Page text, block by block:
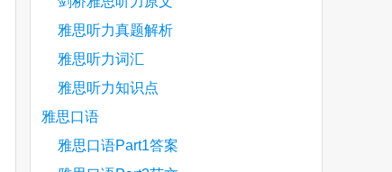
雅思听力真题解析
雅思听力词汇
雅思听力知识点
雅思口语
雅思口语Part1答案